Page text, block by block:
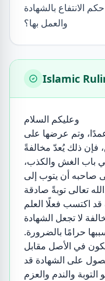
الانتفاع بالشهادة
والعمل بها؟
Islamic
وعليكم السلام
وتم عرضها على
فإن ذلك يُعدّ مخالفةً
باب الغش والكذب،
صاحبه أن يتوب إلى
اكتسب فعلًا العلم
لا تجعل الشهادة
حرامًا بالضرورة.
في الأصل مقابل
على الشهادة قد
والندم والعزم